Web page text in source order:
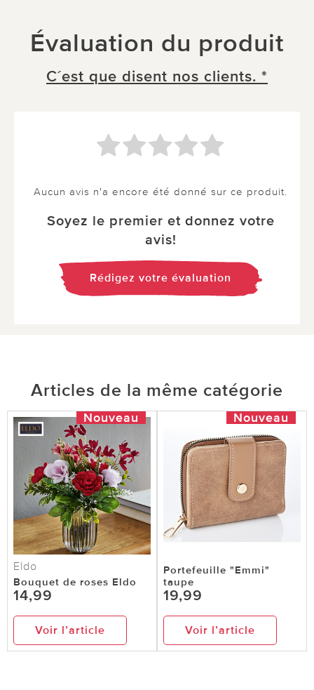
Évaluation du produit
C´est que disent nos clients. *
Aucun avis n'a encore été donné sur ce produit.
Soyez le premier et donnez votre
avis!
Rédigez votre évaluation
Articles de la même catégorie
Nouveau
Eldo
Bouquet de roses Eldo
14,99
Voir l’article
Nouveau
Portefeuille "Emmi"
taupe
19,99
Voir l’article